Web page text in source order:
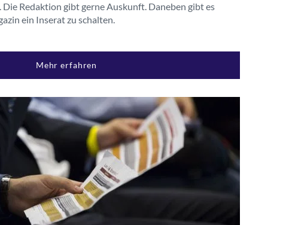
Redaktion gibt gerne Auskunft. Daneben gibt es
ein Inserat zu schalten.
Mehr erfahren